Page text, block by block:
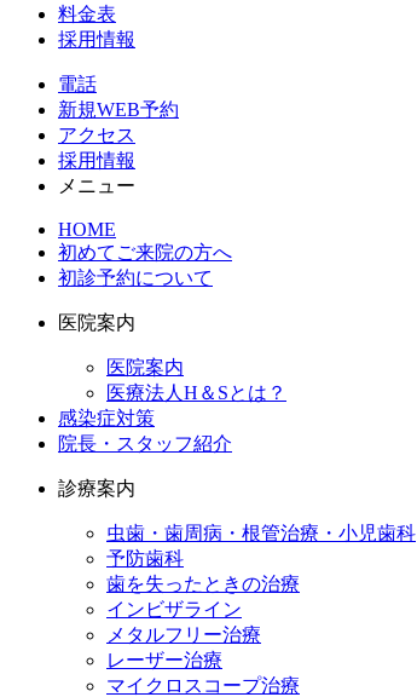
料金表
採用情報
電話
新規WEB予約
アクセス
採用情報
メニュー
HOME
初めてご来院の方へ
初診予約について
医院案内
医院案内
医療法人H＆Sとは？
感染症対策
院長・スタッフ紹介
診療案内
虫歯・歯周病・根管治療・小児歯科
予防歯科
歯を失ったときの治療
インビザライン
メタルフリー治療
レーザー治療
マイクロスコープ治療